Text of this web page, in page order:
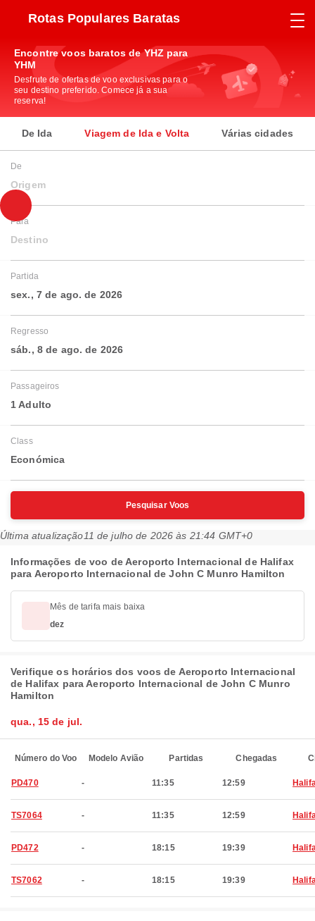
Rotas Populares Baratas
Encontre voos baratos de YHZ para
YHM
Desfrute de ofertas de voo exclusivas para o
seu destino preferido. Comece já a sua
reserva!
De Ida Viagem de Ida e Volta Várias cidades
De
Origem
Para
Destino
Partida
sex., 7 de ago. de 2026
Regresso
sáb., 8 de ago. de 2026
Passageiros
1 Adulto
Class
Económica
Pesquisar Voos
Última atualização11 de julho de 2026 às 21:44 GMT+0
Informações de voo de Aeroporto Internacional de Halifax
para Aeroporto Internacional de John C Munro Hamilton
Mês de tarifa mais baixa
dez
Verifique os horários dos voos de Aeroporto Internacional
de Halifax para Aeroporto Internacional de John C Munro
Hamilton
qua., 15 de jul.
Número do Voo Modelo Avião Partidas Chegadas
PD470 - 11:35 12:59
TS7064 - 11:35 12:59
PD472 - 18:15 19:39
TS7062 - 18:15 19:39